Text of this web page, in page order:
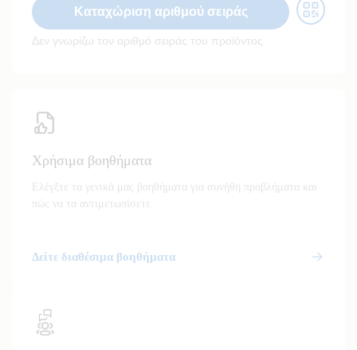
Καταχώριση αριθμού σειράς
Δεν γνωρίζω τον αριθμό σειράς του προϊόντος
Χρήσιμα βοηθήματα
Ελέγξτε τα γενικά μας βοηθήματα για συνήθη προβλήματα και
πώς να τα αντιμετωπίσετε.
Δείτε διαθέσιμα βοηθήματα